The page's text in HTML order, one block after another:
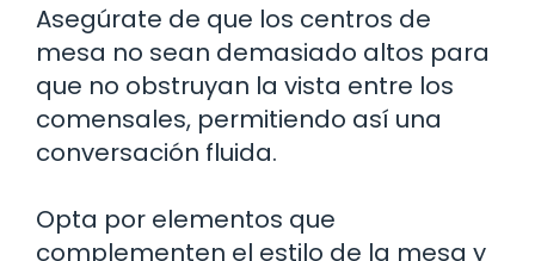
Asegúrate de que los centros de
mesa no sean demasiado altos para
que no obstruyan la vista entre los
comensales, permitiendo así una
conversación fluida.
Opta por elementos que
complementen el estilo de la mesa y